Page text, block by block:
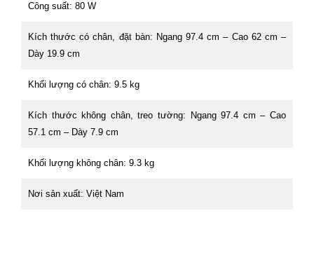
Công suất: 80 W
Kích thước có chân, đặt bàn: Ngang 97.4 cm – Cao 62 cm –
Dày 19.9 cm
Khối lượng có chân: 9.5 kg
Kích thước không chân, treo tường: Ngang 97.4 cm – Cao
57.1 cm – Dày 7.9 cm
Khối lượng không chân: 9.3 kg
Nơi sản xuất: Việt Nam